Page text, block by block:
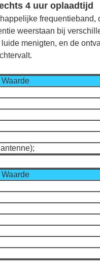
4 uur oplaadtijd
weerstaan bij
menigten, en de
Waarde
Waarde